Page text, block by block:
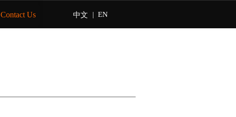
Contact Us 中文 | EN